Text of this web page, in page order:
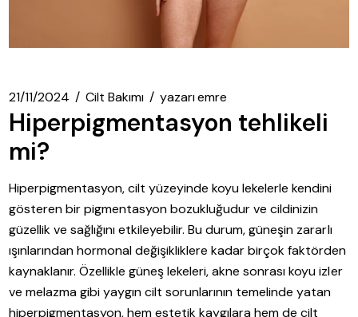
21/11/2024 Cilt Bakımı yazarıemre
Hiperpigmentasyon tehlikeli
mi?
Hiperpigmentasyon, cilt yüzeyinde koyu lekelerle kendini
gösteren bir pigmentasyon bozukluğudur ve cildinizin
güzellik ve sağlığını etkileyebilir. Bu durum, güneşin zararlı
ışınlarından hormonal değişikliklere kadar birçok faktörden
kaynaklanır. Özellikle güneş lekeleri, akne sonrası koyu izler
ve melazma gibi yaygın cilt sorunlarının temelinde yatan
hiperpigmentasyon, hem estetik kaygılara hem de cilt